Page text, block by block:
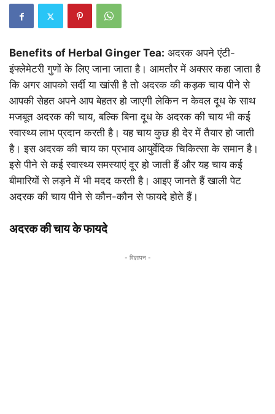
Benefits of Herbal Ginger Tea: अदरक अपने एंटी-
इंफ्लेमेटरी गुणों के लिए जाना जाता है। आमतौर में अक्सर कहा जाता है
कि अगर आपको सर्दी या खांसी है तो अदरक की कड़क चाय पीने से
आपकी सेहत अपने आप बेहतर हो जाएगी लेकिन न केवल दूध के साथ
मजबूत अदरक की चाय, बल्कि बिना दूध के अदरक की चाय भी कई
स्वास्थ्य लाभ प्रदान करती है। यह चाय कुछ ही देर में तैयार हो जाती
है। इस अदरक की चाय का प्रभाव आयुर्वेदिक चिकित्सा के समान है।
इसे पीने से कई स्वास्थ्य समस्याएं दूर हो जाती हैं और यह चाय कई
बीमारियों से लड़ने में भी मदद करती है। आइए जानते हैं खाली पेट
अदरक की चाय पीने से कौन-कौन से फायदे होते हैं।
अदरक की चाय के फायदे
- विज्ञापन -